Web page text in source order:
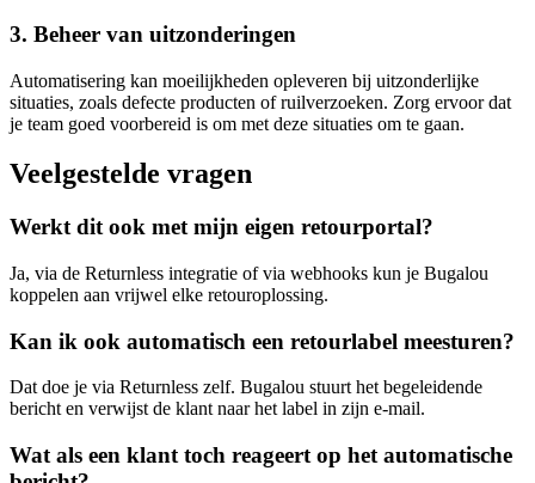
3. Beheer van uitzonderingen
Automatisering kan moeilijkheden opleveren bij uitzonderlijke
situaties, zoals defecte producten of ruilverzoeken. Zorg ervoor dat
je team goed voorbereid is om met deze situaties om te gaan.
Veelgestelde vragen
Werkt dit ook met mijn eigen retourportal?
Ja, via de Returnless integratie of via webhooks kun je Bugalou
koppelen aan vrijwel elke retouroplossing.
Kan ik ook automatisch een retourlabel meesturen?
Dat doe je via Returnless zelf. Bugalou stuurt het begeleidende
bericht en verwijst de klant naar het label in zijn e-mail.
Wat als een klant toch reageert op het automatische